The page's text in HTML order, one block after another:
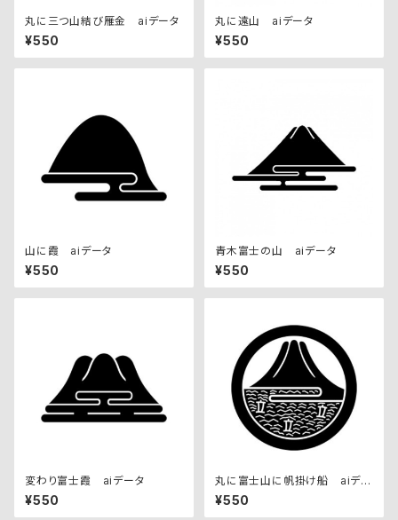
丸に三つ山結び雁金 aiデータ
¥550
丸に遠山 aiデータ
¥550
山に霞 aiデータ
¥550
青木富士の山 aiデータ
¥550
変わり富士霞 aiデータ
¥550
丸に富士山に帆掛け船 aiデー
タ
¥550